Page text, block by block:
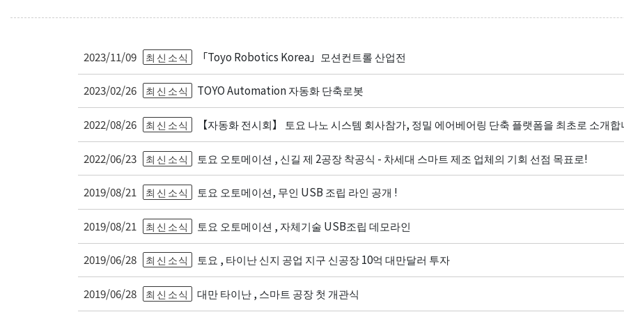
2023/11/09 최신소식 「Toyo Robotics Korea」모션컨트롤 산업전
2023/02/26 최신소식 TOYO Automation 자동화 단축로봇
2022/08/26 최신소식 【자동화 전시회】 토요 나노 시스템 회사참가, 정밀 에어베어링 단축 플랫폼을 최초로 소개
2022/06/23 최신소식 토요 오토메이션 , 신길 제 2공장 착공식 - 차세대 스마트 제조 업체의 기회 선점 목표로!
2019/08/21 최신소식 토요 오토메이션, 무인 USB 조립 라인 공개 !
2019/08/21 최신소식 토요 오토메이션 , 자체기술 USB조립 데모라인
2019/06/28 최신소식 토요 , 타이난 신지 공업 지구 신공장 10억 대만달러 투자
2019/06/28 최신소식 대만 타이난 , 스마트 공장 첫 개관식